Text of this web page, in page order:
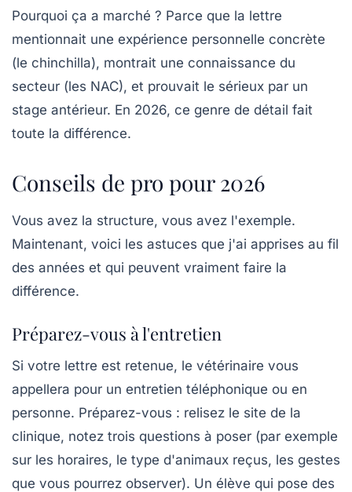
Pourquoi ça a marché ? Parce que la lettre
mentionnait une expérience personnelle concrète
(le chinchilla), montrait une connaissance du
secteur (les NAC), et prouvait le sérieux par un
stage antérieur. En 2026, ce genre de détail fait
toute la différence.
Conseils de pro pour 2026
Vous avez la structure, vous avez l'exemple.
Maintenant, voici les astuces que j'ai apprises au fil
des années et qui peuvent vraiment faire la
différence.
Préparez-vous à l'entretien
Si votre lettre est retenue, le vétérinaire vous
appellera pour un entretien téléphonique ou en
personne. Préparez-vous : relisez le site de la
clinique, notez trois questions à poser (par exemple
sur les horaires, le type d'animaux reçus, les gestes
que vous pourrez observer). Un élève qui pose des